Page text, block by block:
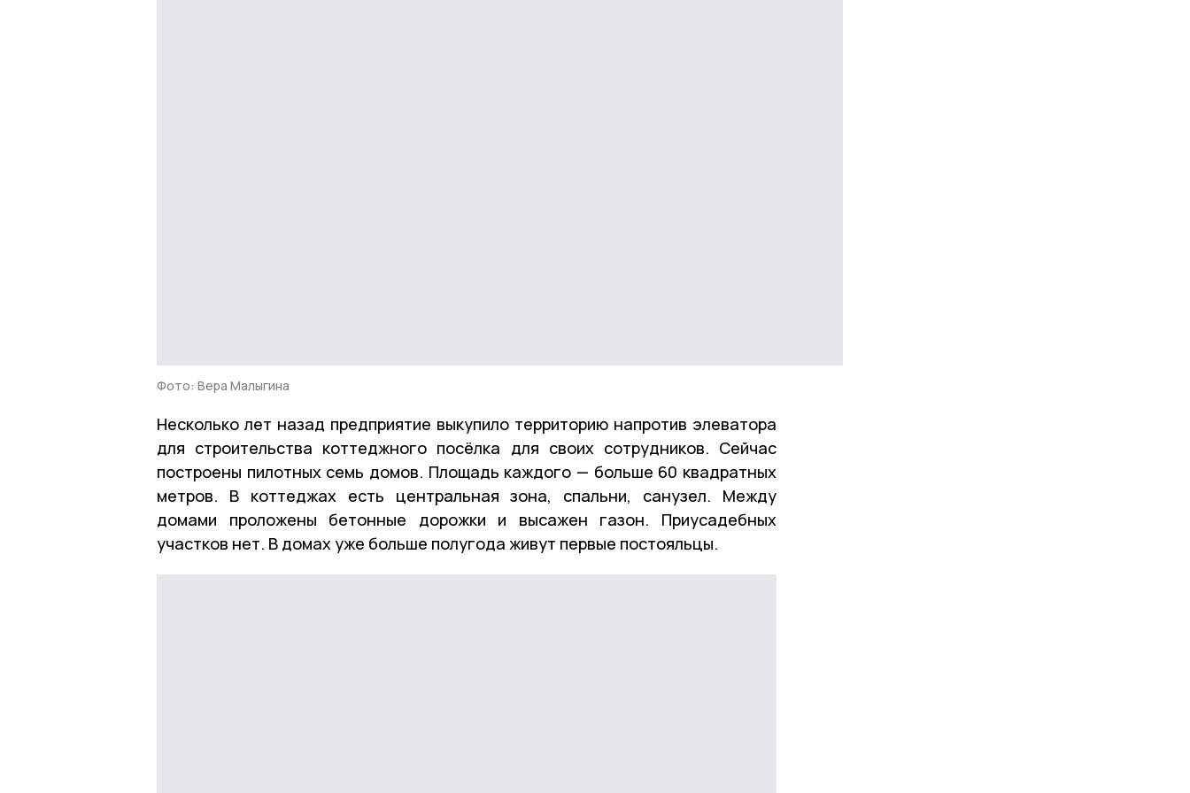
Фото: Вера Малыгина
Несколько лет назад предприятие выкупило территорию напротив элеватора
для строительства коттеджного посёлка для своих сотрудников. Сейчас
построены пилотных семь домов. Площадь каждого — больше 60 квадратных
метров. В коттеджах есть центральная зона, спальни, санузел. Между
домами проложены бетонные дорожки и высажен газон. Приусадебных
участков нет. В домах уже больше полугода живут первые постояльцы.